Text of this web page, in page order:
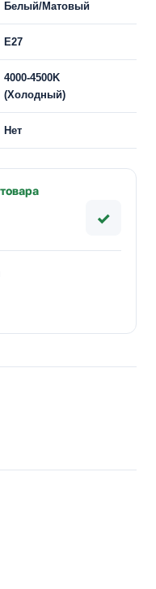
Белый/Матовый
E27
4000-4500K
(Холодный)
Нет
✓